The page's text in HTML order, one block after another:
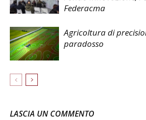
Federacma
Agricoltura di
paradosso
LASCIA UN COMMENTO